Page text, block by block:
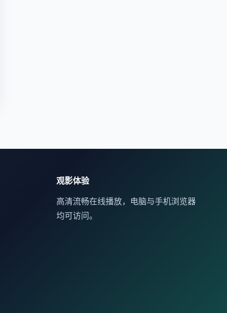
观影体验
高清流畅在线播放，电脑与手机浏览器
均可访问。